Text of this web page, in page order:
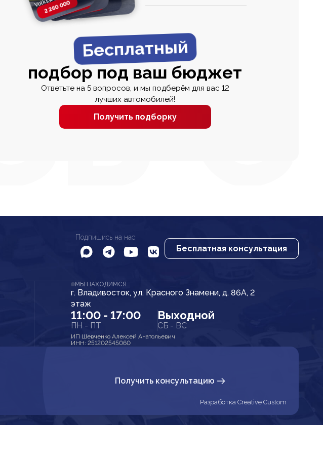
2 260 0002 820 000
2 820 0002 670 000
Бесплатный
подбор под ваш бюджет
Ответьте на 5 вопросов, и мы подберём для вас 12
лучших автомобилей!
Получить подборку
Подпишись на нас
Бесплатная консультация
МЫ НАХОДИМСЯ
г. Владивосток, ул. Красного Знамени, д. 86А, 2
этаж
11:00 - 17:00
ПН - ПТ
Выходной
СБ - ВС
ИП Шевченко Алексей Анатольевич
ИНН: 251202545060
Получить консультацию
Разработка Creative Custom